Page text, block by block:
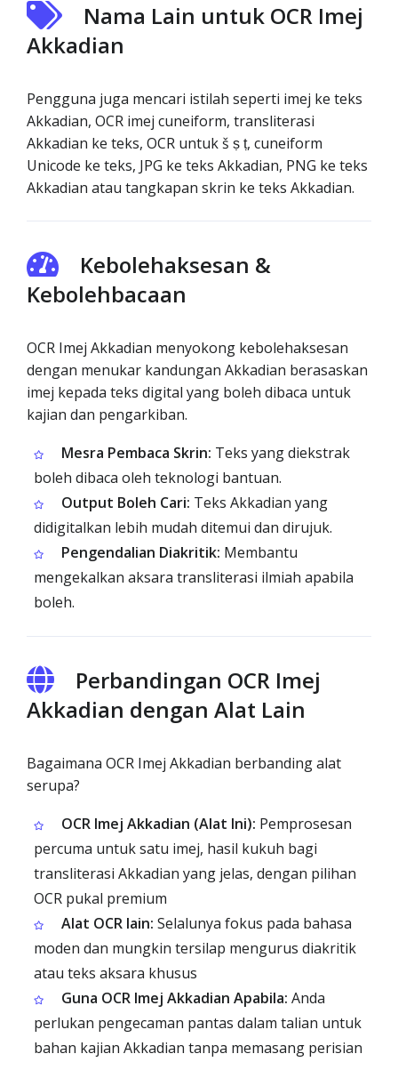
Nama Lain untuk OCR Imej
Akkadian
Pengguna juga mencari istilah seperti imej ke teks
Akkadian, OCR imej cuneiform, transliterasi
Akkadian ke teks, OCR untuk š ṣ ṭ, cuneiform
Unicode ke teks, JPG ke teks Akkadian, PNG ke teks
Akkadian atau tangkapan skrin ke teks Akkadian.
Kebolehaksesan &
Kebolehbacaan
OCR Imej Akkadian menyokong kebolehaksesan
dengan menukar kandungan Akkadian berasaskan
imej kepada teks digital yang boleh dibaca untuk
kajian dan pengarkiban.
Mesra Pembaca Skrin: Teks yang diekstrak
boleh dibaca oleh teknologi bantuan.
Output Boleh Cari: Teks Akkadian yang
didigitalkan lebih mudah ditemui dan dirujuk.
Pengendalian Diakritik: Membantu
mengekalkan aksara transliterasi ilmiah apabila
boleh.
Perbandingan OCR Imej
Akkadian dengan Alat Lain
Bagaimana OCR Imej Akkadian berbanding alat
serupa?
OCR Imej Akkadian (Alat Ini): Pemprosesan
percuma untuk satu imej, hasil kukuh bagi
transliterasi Akkadian yang jelas, dengan pilihan
OCR pukal premium
Alat OCR lain: Selalunya fokus pada bahasa
moden dan mungkin tersilap mengurus diakritik
atau teks aksara khusus
Guna OCR Imej Akkadian Apabila: Anda
perlukan pengecaman pantas dalam talian untuk
bahan kajian Akkadian tanpa memasang perisian